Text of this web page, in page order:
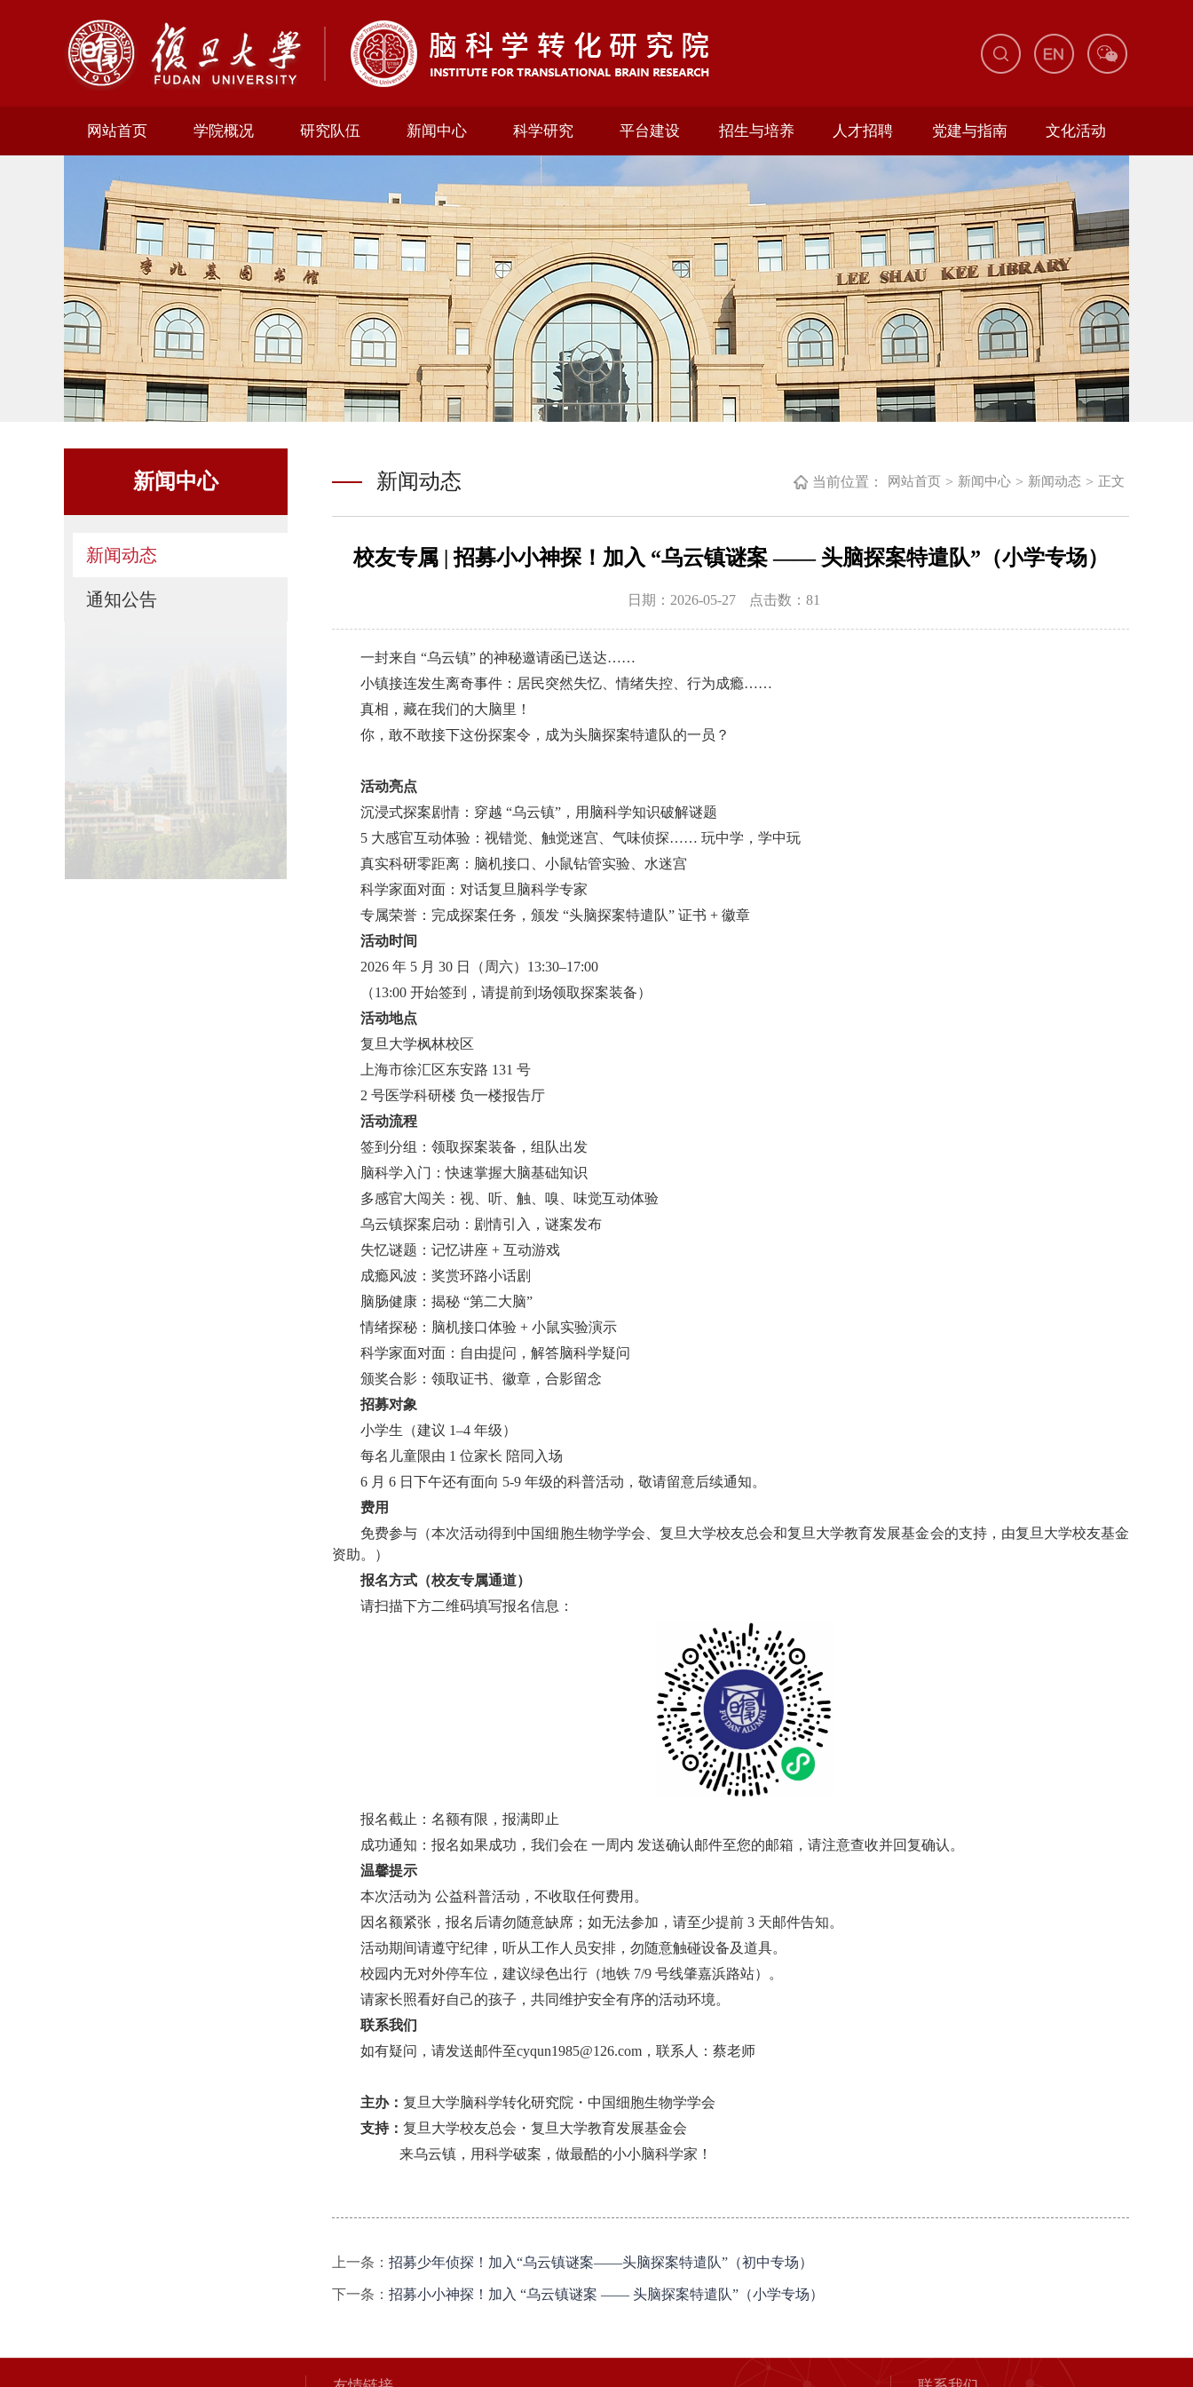
网站首页 学院概况 研究队伍 新闻中心 科学研究 平台建设 招生与培养 人才招聘 党建与指南 文化活动
新闻中心
新闻动态
通知公告
新闻动态 当前位置： 网站首页 > 新闻中心 > 新闻动态 > 正文
校友专属 | 招募小小神探！加入 “乌云镇谜案 —— 头脑探案特遣队”（小学专场）
日期：2026-05-27 点击数： 81
一封来自 “乌云镇” 的神秘邀请函已送达……
小镇接连发生离奇事件：居民突然失忆、情绪失控、行为成瘾……
真相，藏在我们的大脑里！
你，敢不敢接下这份探案令，成为头脑探案特遣队的一员？
活动亮点
沉浸式探案剧情：穿越 “乌云镇”，用脑科学知识破解谜题
5 大感官互动体验：视错觉、触觉迷宫、气味侦探…… 玩中学，学中玩
真实科研零距离：脑机接口、小鼠钻管实验、水迷宫
科学家面对面：对话复旦脑科学专家
专属荣誉：完成探案任务，颁发 “头脑探案特遣队” 证书 + 徽章
活动时间
2026 年 5 月 30 日（周六）13:30–17:00
（13:00 开始签到，请提前到场领取探案装备）
活动地点
复旦大学枫林校区
上海市徐汇区东安路 131 号
2 号医学科研楼 负一楼报告厅
活动流程
签到分组：领取探案装备，组队出发
脑科学入门：快速掌握大脑基础知识
多感官大闯关：视、听、触、嗅、味觉互动体验
乌云镇探案启动：剧情引入，谜案发布
失忆谜题：记忆讲座 + 互动游戏
成瘾风波：奖赏环路小话剧
脑肠健康：揭秘 “第二大脑”
情绪探秘：脑机接口体验 + 小鼠实验演示
科学家面对面：自由提问，解答脑科学疑问
颁奖合影：领取证书、徽章，合影留念
招募对象
小学生（建议 1–4 年级）
每名儿童限由 1 位家长 陪同入场
6 月 6 日下午还有面向 5-9 年级的科普活动，敬请留意后续通知。
费用
免费参与（本次活动得到中国细胞生物学学会、复旦大学校友总会和复旦大学教育发展基金会的支持，由复旦大学校友基金
资助。）
报名方式（校友专属通道）
请扫描下方二维码填写报名信息：
报名截止：名额有限，报满即止
成功通知：报名如果成功，我们会在 一周内 发送确认邮件至您的邮箱，请注意查收并回复确认。
温馨提示
本次活动为 公益科普活动，不收取任何费用。
因名额紧张，报名后请勿随意缺席；如无法参加，请至少提前 3 天邮件告知。
活动期间请遵守纪律，听从工作人员安排，勿随意触碰设备及道具。
校园内无对外停车位，建议绿色出行（地铁 7/9 号线肇嘉浜路站）。
请家长照看好自己的孩子，共同维护安全有序的活动环境。
联系我们
如有疑问，请发送邮件至cyqun1985@126.com，联系人：蔡老师
主办： 复旦大学脑科学转化研究院・中国细胞生物学学会
支持： 复旦大学校友总会・复旦大学教育发展基金会
来乌云镇，用科学破案，做最酷的小小脑科学家！
上一条： 招募少年侦探！加入“乌云镇谜案——头脑探案特遣队”（初中专场）
下一条： 招募小小神探！加入 “乌云镇谜案 —— 头脑探案特遣队”（小学专场）